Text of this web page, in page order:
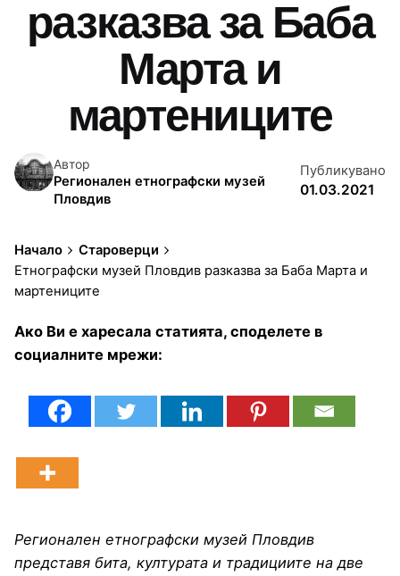
разказва за Баба
Марта и
мартениците
Автор
Регионален етнографски музей
Пловдив
Публикувано
01.03.2021
Начало
Староверци
Етнографски музей Пловдив разказва за Баба Марта и
мартениците
Ако Ви е харесала статията, споделете в
социалните мрежи:
Регионален етнографски музей Пловдив
представя бита, културата и традициите на две